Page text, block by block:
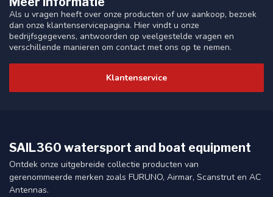
Als u vragen heeft over onze producten of uw aankoop, bezoek
dan onze klantenservicepagina. Hier vindt u onze
bedrijfsgegevens, antwoorden op veelgestelde vragen en
verschillende manieren om contact met ons op te nemen.
Klantenservice
SAIL360 watersport and boat equipment
Ontdek onze uitgebreide collectie producten van
gerenommeerde merken zoals FURUNO, Airmar, Scanstrut en AC
Antennas.